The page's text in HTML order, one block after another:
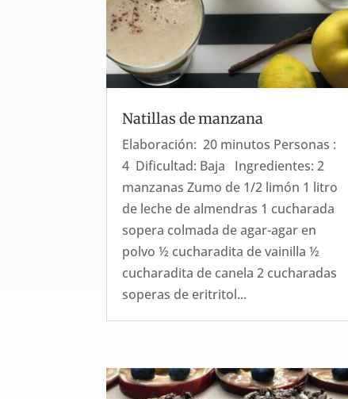
Natillas de manzana
Elaboración: 20 minutos Personas :
4 Dificultad: Baja Ingredientes: 2
manzanas Zumo de 1/2 limón 1 litro
de leche de almendras 1 cucharada
sopera colmada de agar-agar en
polvo ½ cucharadita de vainilla ½
cucharadita de canela 2 cucharadas
soperas de eritritol...